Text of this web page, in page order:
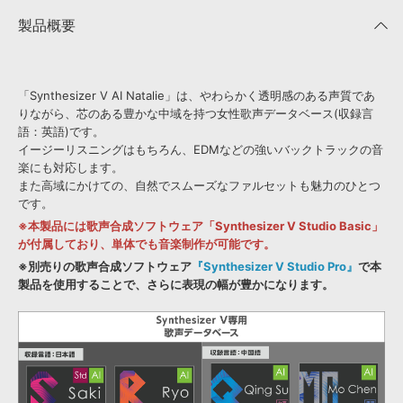
製品概要
「Synthesizer V AI Natalie」は、やわらかく透明感のある声質であ
りながら、芯のある豊かな中域を持つ女性歌声データベース(収録言
語：英語)です。
イージーリスニングはもちろん、EDMなどの強いバックトラックの音
楽にも対応します。
また高域にかけての、自然でスムーズなファルセットも魅力のひとつ
です。
※本製品には歌声合成ソフトウェア「Synthesizer V Studio Basic」
が付属しており、単体でも音楽制作が可能です。
※別売りの歌声合成ソフトウェア 『Synthesizer V Studio Pro』 で本
製品を使用することで、さらに表現の幅が豊かになります。